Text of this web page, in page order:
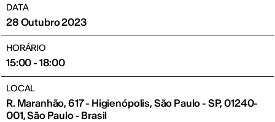
DATA
28 Outubro 2023
HORÁRIO
15:00 - 18:00
LOCAL
R. Maranhão, 617 - Higienópolis, São Paulo - SP, 01240-
001, São Paulo - Brasil